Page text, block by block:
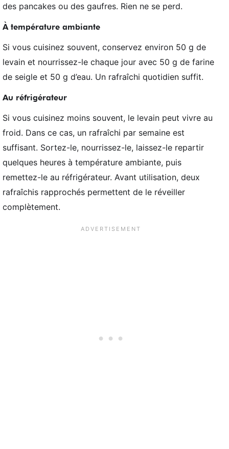
des pancakes ou des gaufres. Rien ne se perd.
À température ambiante
Si vous cuisinez souvent, conservez environ 50 g de
levain et nourrissez-le chaque jour avec 50 g de farine
de seigle et 50 g d’eau. Un rafraîchi quotidien suffit.
Au réfrigérateur
Si vous cuisinez moins souvent, le levain peut vivre au
froid. Dans ce cas, un rafraîchi par semaine est
suffisant. Sortez-le, nourrissez-le, laissez-le repartir
quelques heures à température ambiante, puis
remettez-le au réfrigérateur. Avant utilisation, deux
rafraîchis rapprochés permettent de le réveiller
complètement.